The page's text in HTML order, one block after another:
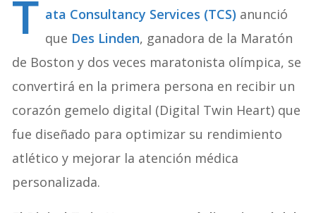
T ata Consultancy Services (TCS) anunció
que Des Linden, ganadora de la Maratón
de Boston y dos veces maratonista olímpica, se
convertirá en la primera persona en recibir un
corazón gemelo digital (Digital Twin Heart) que
fue diseñado para optimizar su rendimiento
atlético y mejorar la atención médica
personalizada.